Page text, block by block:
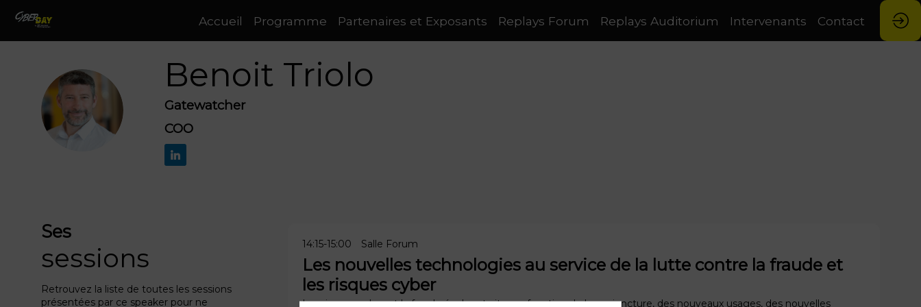
Accueil Programme Partenaires et Exposants Replays Forum Replays Auditorium Intervenants Contact
BT
Benoit Triolo
Gatewatcher
COO
Ses
sessions
Retrouvez la liste de toutes les sessions
présentées par ce speaker pour ne
14:15-15:00 Salle Forum
Les nouvelles technologies au service de la lutte contre la fraude et
les risques cyber
Les risques cyber et la fraude évoluent vite, en fonction de la conjoncture, des nouveaux usages, des nouvelles